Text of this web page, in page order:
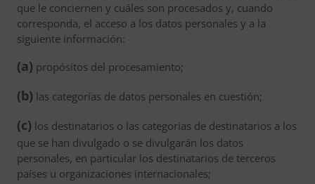
que le conciernen y cuáles son procesados y, cuando
corresponda, el acceso a los datos personales y a la
siguiente información:
(a) propósitos del procesamiento;
(b) las categorías de datos personales en cuestión;
(c) los destinatarios o las categorías de destinatarios a los
que se han divulgado o se divulgarán los datos
personales, en particular los destinatarios de terceros
países u organizaciones internacionales;